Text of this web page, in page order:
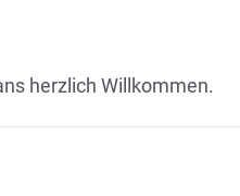
herzlich Willkommen.